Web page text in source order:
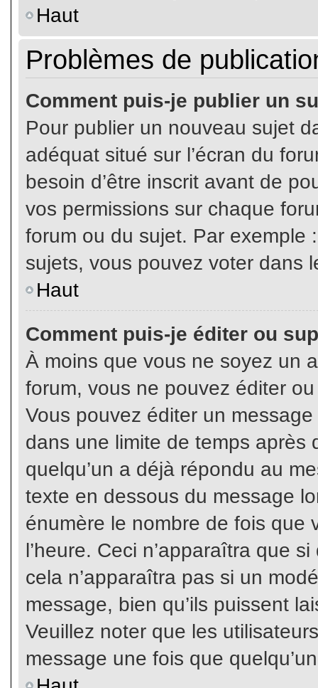
Haut
Problèmes de
Comment puis-je publier un
Pour publier un nouveau sujet
adéquat situé sur l’écran du
besoin d’être inscrit avant de
vos permissions sur chaque
forum ou du sujet. Par exemple
sujets, vous pouvez voter dans
Haut
Comment puis-je éditer ou
À moins que vous ne soyez un
forum, vous ne pouvez éditer
Vous pouvez éditer un
dans une limite de temps après
quelqu’un a déjà répondu au
texte en dessous du message
énumère le nombre de fois que
l’heure. Ceci n’apparaîtra que
cela n’apparaîtra pas si un
message, bien qu’ils puissent
Veuillez noter que les
message une fois que